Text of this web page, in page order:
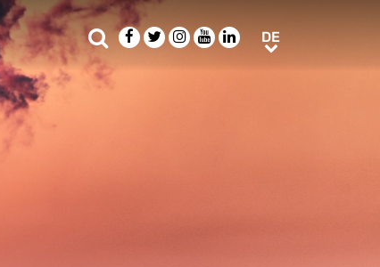
menu
SucheFacebook
TwitterInstagram
YoutubeLinkedIn
DEDE